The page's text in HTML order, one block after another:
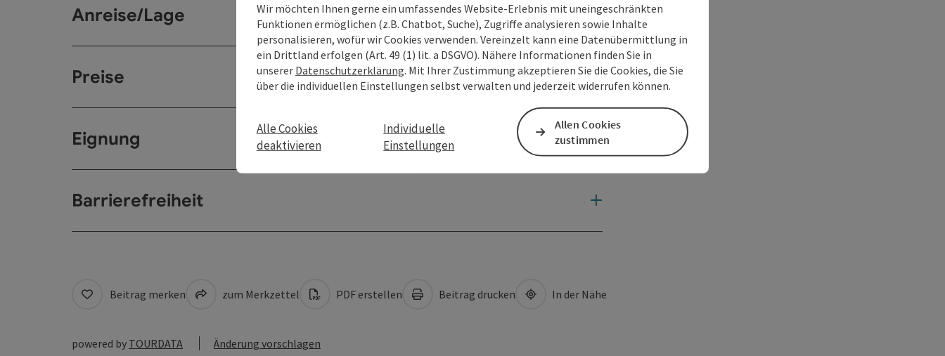
Anreise/Lage
Preise
Eignung
Barrierefreiheit
Beitrag merken zum Merkzettel PDF erstellen Beitrag drucken In der Nähe
powered by TOURDATA Änderung vorschlagen
Wir möchten Ihnen gerne ein umfassendes Website-Erlebnis mit uneingeschränkten
Funktionen ermöglichen (z.B. Chatbot, Suche), Zugriffe analysieren sowie Inhalte
personalisieren, wofür wir Cookies verwenden. Vereinzelt kann eine Datenübermittlung in
ein Drittland erfolgen (Art. 49 (1) lit. a DSGVO). Nähere Informationen finden Sie in
unserer Datenschutzerklärung. Mit Ihrer Zustimmung akzeptieren Sie die Cookies, die Sie
über die individuellen Einstellungen selbst verwalten und jederzeit widerrufen können.
Alle Cookies
deaktivieren
Individuelle
Einstellungen
Allen Cookies
zustimmen